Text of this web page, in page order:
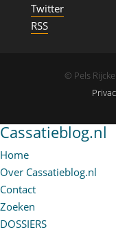
Twitter
RSS
© Pels
Cassatieblog.nl
Home
Over Cassatieblog.nl
Contact
Zoeken
DOSSIERS